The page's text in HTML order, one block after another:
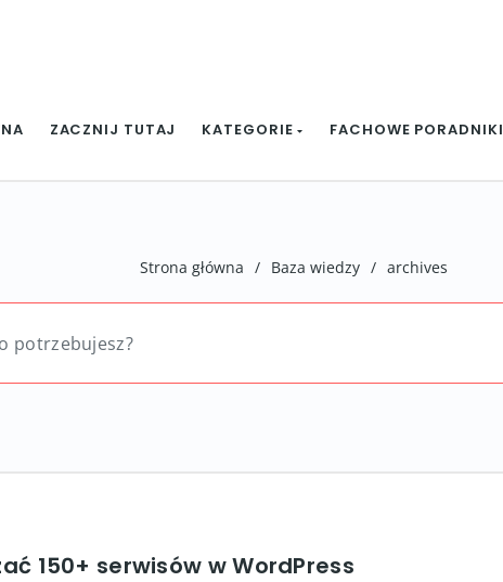
ZACZNIJ TUTAJ KATEGORIE FACHOWE PORADNIKI
Strona główna / Baza wiedzy / archives
150+ serwisów w WordPress